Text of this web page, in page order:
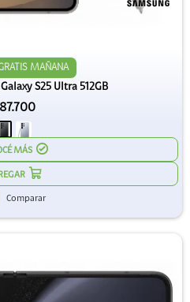
MAÑANA
S25 Ultra 512GB
87.700
MÁS
Comparar